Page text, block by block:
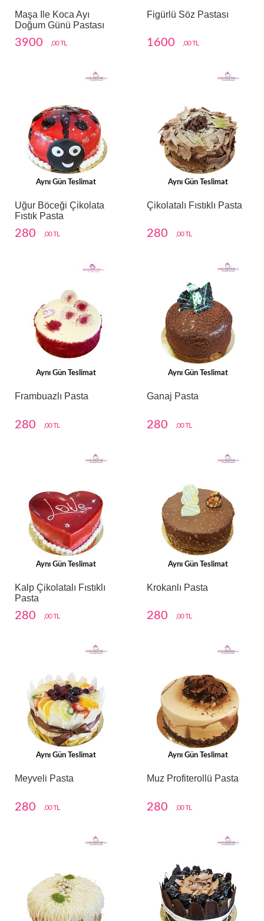
Maşa Ile Koca Ayı
Doğum Günü Pastası
3900 ,00 TL
Figürlü Söz Pastası
1600 ,00 TL
Aynı Gün Teslimat
Uğur Böceği Çikolata
Fıstık Pasta
280 ,00 TL
Aynı Gün Teslimat
Çikolatalı Fıstıklı Pasta
280 ,00 TL
Aynı Gün Teslimat
Frambuazlı Pasta
280 ,00 TL
Aynı Gün Teslimat
Ganaj Pasta
280 ,00 TL
Aynı Gün Teslimat
Kalp Çikolatalı Fıstıklı
Pasta
280 ,00 TL
Aynı Gün Teslimat
Krokanlı Pasta
280 ,00 TL
Aynı Gün Teslimat
Meyveli Pasta
280 ,00 TL
Aynı Gün Teslimat
Muz Profiterollü Pasta
280 ,00 TL